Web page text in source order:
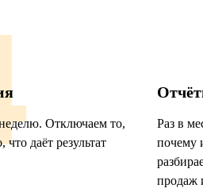
Отключаем то,
что даёт результат
Раз в
почему
продаж